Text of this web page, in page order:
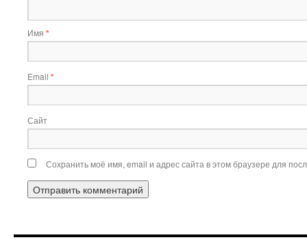
Имя *
Email *
Сайт
Сохранить моё имя, email и адрес сайта в этом браузере для